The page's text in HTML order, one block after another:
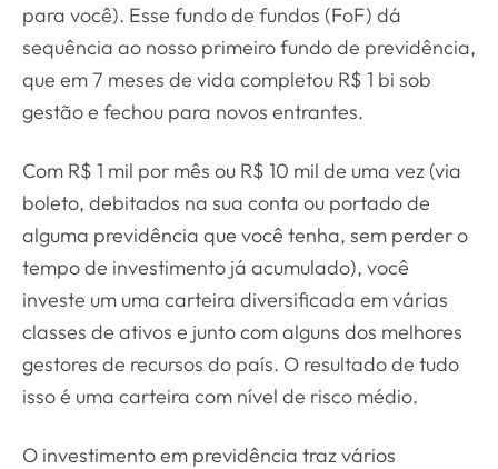
para você). Esse fundo de fundos (FoF) dá
sequência ao nosso primeiro fundo de previdência,
que em 7 meses de vida completou R$ 1 bi sob
gestão e fechou para novos entrantes.
Com R$ 1 mil por mês ou R$ 10 mil de uma vez (via
boleto, debitados na sua conta ou portado de
alguma previdência que você tenha, sem perder o
tempo de investimento já acumulado), você
investe um uma carteira diversificada em várias
classes de ativos e junto com alguns dos melhores
gestores de recursos do país. O resultado de tudo
isso é uma carteira com nível de risco médio.
O investimento em previdência traz vários